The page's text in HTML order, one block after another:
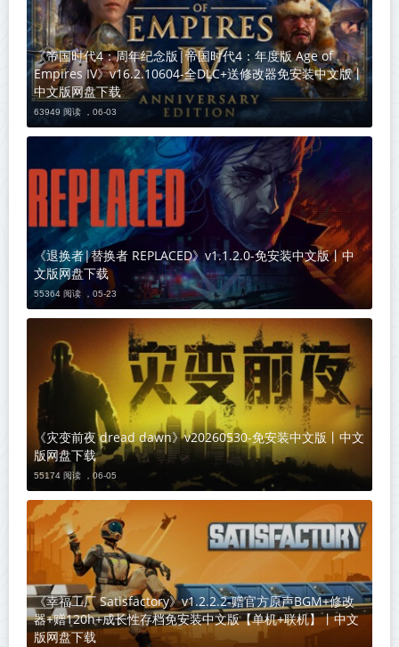
《帝国时代4：周年纪念版|帝国时代4：年度版 Age of
Empires IV》v16.2.10604-全DLC+送修改器免安装中文版丨
中文版网盘下载
63949 阅读 ， 06-03
《退换者|替换者 REPLACED》v1.1.2.0-免安装中文版丨中
文版网盘下载
55364 阅读 ， 05-23
《灾变前夜 dread dawn》v20260530-免安装中文版丨中文
版网盘下载
55174 阅读 ， 06-05
《幸福工厂 Satisfactory》v1.2.2.2-赠官方原声BGM+修改
器+赠120h+成长性存档免安装中文版【单机+联机】丨中文
版网盘下载